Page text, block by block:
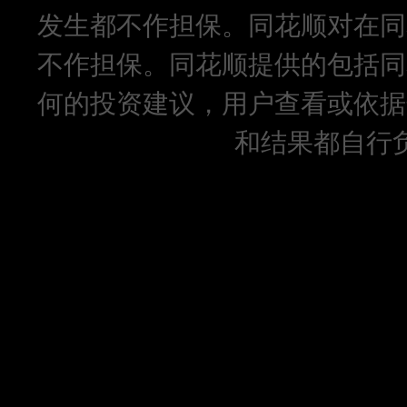
发生都不作担保。同花顺对在
不作担保。同花顺提供的包括
何的投资建议，用户查看或依
和结果都自行